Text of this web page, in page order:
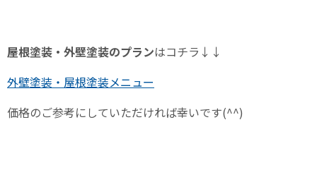
屋根塗装・外壁塗装のプランはコチラ↓↓
外壁塗装・屋根塗装メニュー
価格のご参考にしていただければ幸いです(^^)